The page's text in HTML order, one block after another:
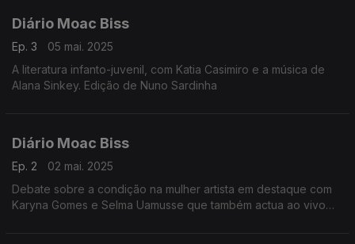
Diário Moac Biss
Ep. 3
05 mai. 2025
A literatura infanto-juvenil, com Katia Casimiro e a música de
Alana Sinkey. Edição de Nuno Sardinha
Diário Moac Biss
Ep. 2
02 mai. 2025
Debate sobre a condição na mulher artista em destaque com
Karyna Gomes e Selma Uamusse que também actua ao vivo